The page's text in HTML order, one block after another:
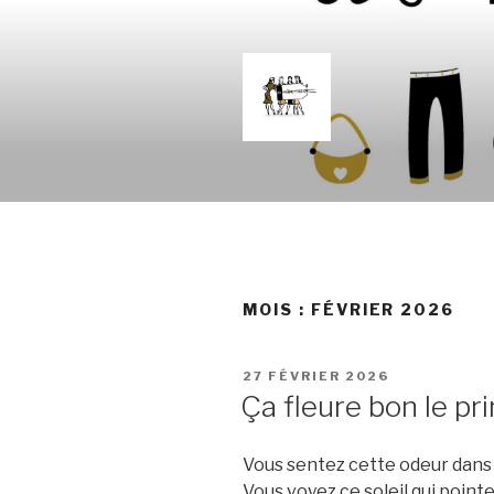
LES
La Frip' c'est chic !
MOIS : FÉVRIER 2026
PUBLIÉ
LE
27 FÉVRIER 2026
Ça fleure bon le
Vous sentez cette odeur dans